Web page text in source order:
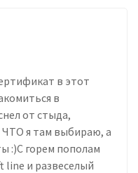
в этот
в
от стыда,
я там выбираю, а
:)С горем пополам
line и развеселый